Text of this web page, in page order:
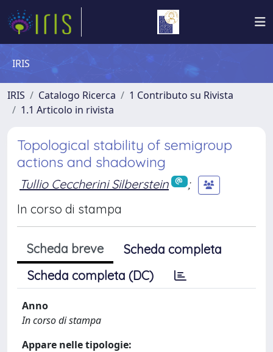
IRIS
IRIS Catalogo Ricerca
1 Contributo su Rivista
1.1 Articolo in rivista
Topological stability of semigroup
actions and shadowing
Tullio Ceccherini Silberstein
;
In corso di stampa
Scheda breve
Scheda completa
Scheda completa (DC)
Anno
In corso di stampa
Appare nelle tipologie: